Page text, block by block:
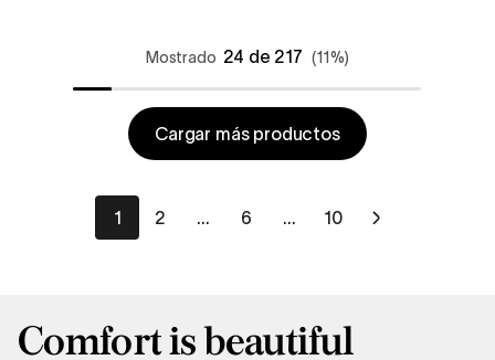
Mostrado 24 de 217 (11%)
Cargar más productos
1 2 … 6 … 10
Comfort is beautiful